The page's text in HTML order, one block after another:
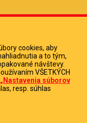
zmluvy
cookies, aby
a to tým,
návštevy.
VŠETKÝCH
„Nastavenia súborov
resp. súhlas